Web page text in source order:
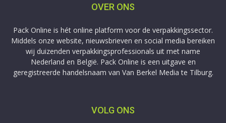
OVER ONS
Pack Online is hét online platform voor de verpakkingssector.
Middels onze website, nieuwsbrieven en social media bereiken
wij duizenden verpakkingsprofessionals uit met name
Nederland en België. Pack Online is een uitgave en
geregistreerde handelsnaam van Van Berkel Media te Tilburg.
VOLG ONS